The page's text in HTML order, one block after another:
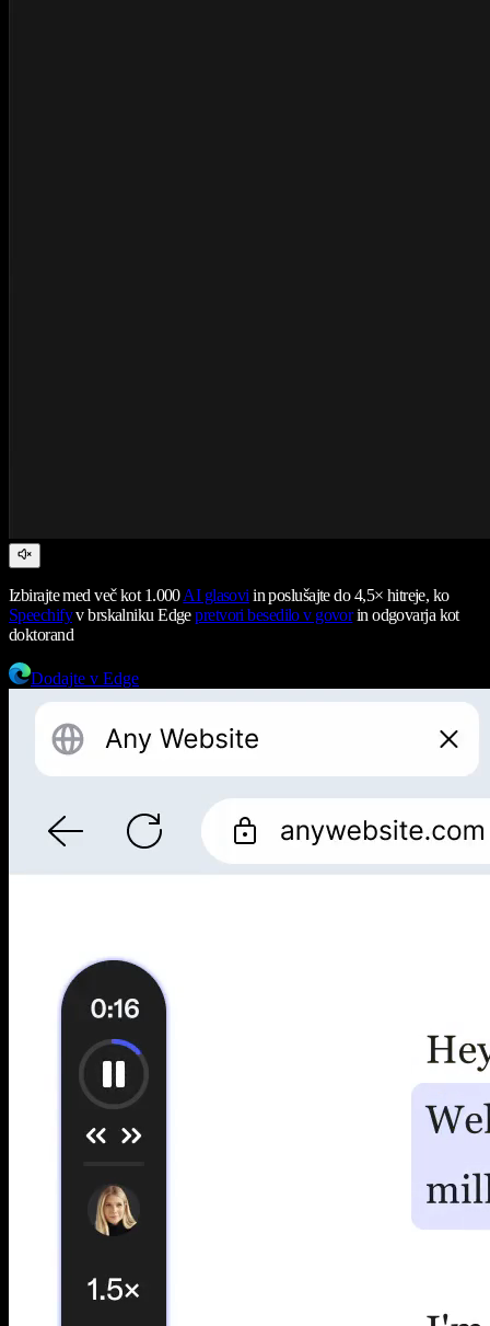
Izbirajte med več kot 1.000AI glasovi in poslušajte do 4,5× hitreje, ko
Speechifyv brskalniku Edgepretvori besedilo v govorin odgovarja kot
doktorand
Dodajte v Edge